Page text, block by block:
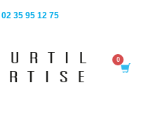
02 35 95 12 75